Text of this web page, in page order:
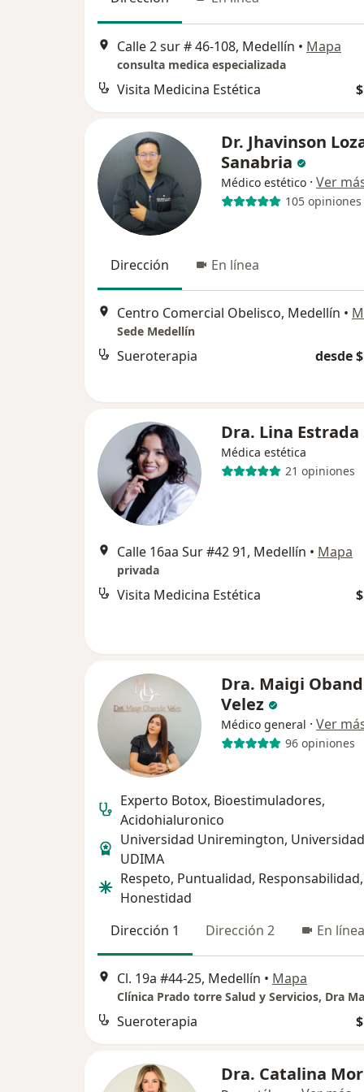
Calle 2 sur # 46-108, Medellín • Mapa
consulta medica especializada
Visita Medicina Estética
Dr. Jhavinson
Sanabria
Médico estético · Ver
105 opiniones
Dirección En línea
Centro Comercial Obelisco, Medellín •
Sede Medellín
Sueroterapia desde
Dra. Lina Estrada
Médica estética
21 opiniones
Calle 16aa Sur #42 91, Medellín • Mapa
privada
Visita Medicina Estética
Dra. Maigi
Velez
Médico general · Ver
96 opiniones
Experto Botox, Bioestimuladores,
Acidohialuronico
Universidad Uniremington,
UDIMA
Respeto, Puntualidad, Responsabilidad,
Honestidad
Dirección 1
Dirección 2 En línea
Cl. 19a #44-25, Medellín • Mapa
Sueroterapia
Dra. Catalina